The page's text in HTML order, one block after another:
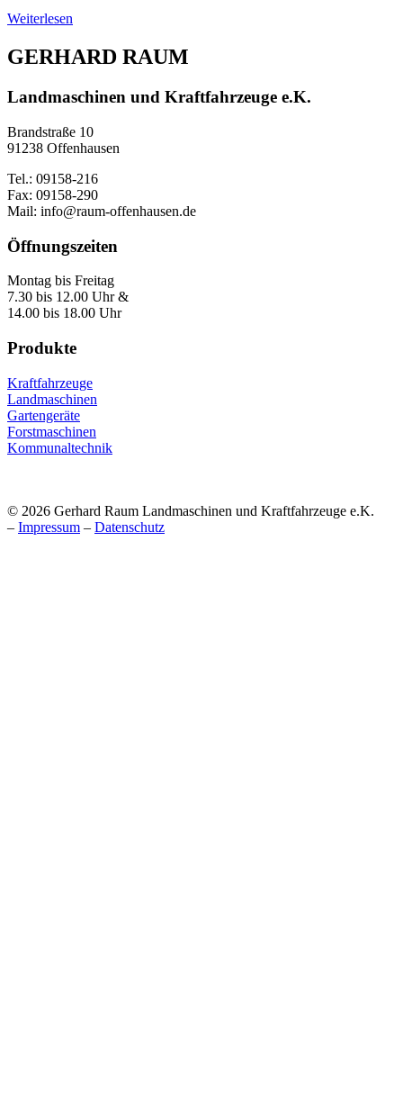
Weiterlesen
GERHARD RAUM
Landmaschinen und Kraftfahrzeuge e.K.
Brandstraße 10
91238 Offenhausen
Tel.: 09158-216
Fax: 09158-290
Mail: info@raum-offenhausen.de
Öffnungszeiten
Montag bis Freitag
7.30 bis 12.00 Uhr &
14.00 bis 18.00 Uhr
Produkte
Kraftfahrzeuge
Landmaschinen
Gartengeräte
Forstmaschinen
Kommunaltechnik
© 2026 Gerhard Raum Landmaschinen und Kraftfahrzeuge e.K.
– Impressum – Datenschutz